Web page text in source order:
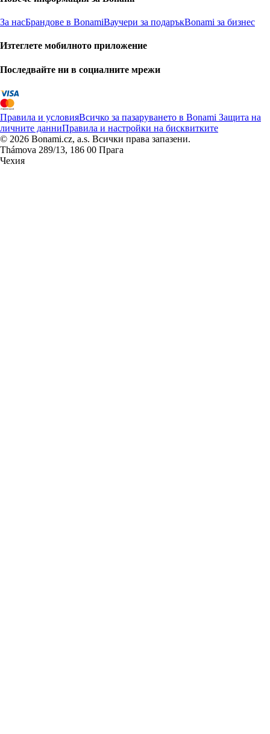
За насБрандове в BonamiВаучери за подаръкBonami за бизнес
Изтеглете мобилното приложение
Последвайте ни в социалните мрежи
Правила и условияВсичко за пазаруването в Bonami Защита на
личните данниПравила и настройки на бисквитките
© 2026 Bonami.cz, a.s. Всички права запазени.
Thámova 289/13, 186 00 Прага
Чехия